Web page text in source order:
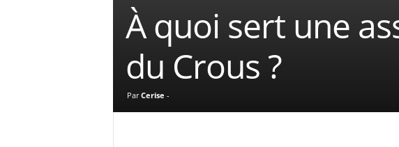
À quoi sert une
du Crous ?
Par Cerise -